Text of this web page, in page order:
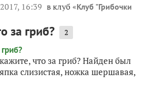
16:39 в клуб «Клуб "Грибочки
за гриб? 2
что за гриб? Найден был
слизистая, ножка шершавая,